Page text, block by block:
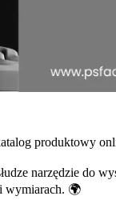
produktowy
narzędzie do
wymiarach. 🌍